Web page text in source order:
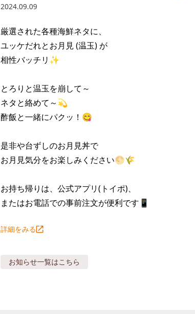
2024.09.09
厳選された各種海鮮ネタに、
ユッケだれとお月見 (温玉) が
相性バッチリ✨
とろりと温玉を崩して～
ネタと絡めて～💫
酢飯と一緒にパクッ！😋
是非や台ずしのお月見丼で
お月見気分をお楽しみください🌕🌾
お持ち帰りは、公式アプリ(トイポ)、
またはお電話での事前注文が便利です📱
詳細をみる
お知らせ一覧はこちら